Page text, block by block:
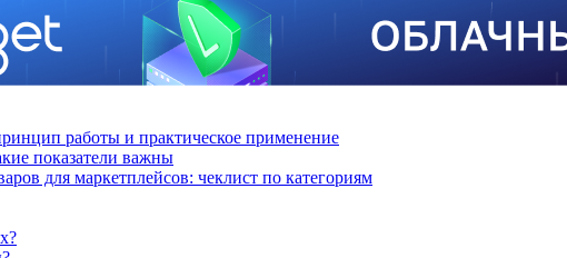
работы и практическое применение
показатели важны
для маркетплейсов: чеклист по категориям